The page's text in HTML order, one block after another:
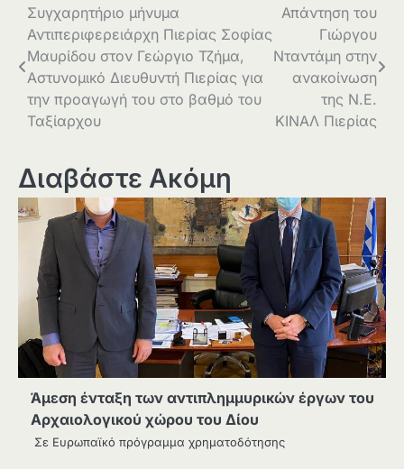
Πλοήγηση
άρθρων
Συγχαρητήριο μήνυμα
Αντιπεριφερειάρχη Πιερίας Σοφίας
Μαυρίδου στον Γεώργιο Τζήμα,
Αστυνομικό Διευθυντή Πιερίας για
την προαγωγή του στο βαθμό του
Ταξίαρχου
Απάντηση του
Γιώργου
Νταντάμη στην
ανακοίνωση
της Ν.Ε.
ΚΙΝΑΛ Πιερίας
Διαβάστε Ακόμη
Άμεση ένταξη των αντιπλημμυρικών έργων του
Αρχαιολογικού χώρου του Δίου
Σε Ευρωπαϊκό πρόγραμμα χρηματοδότησης